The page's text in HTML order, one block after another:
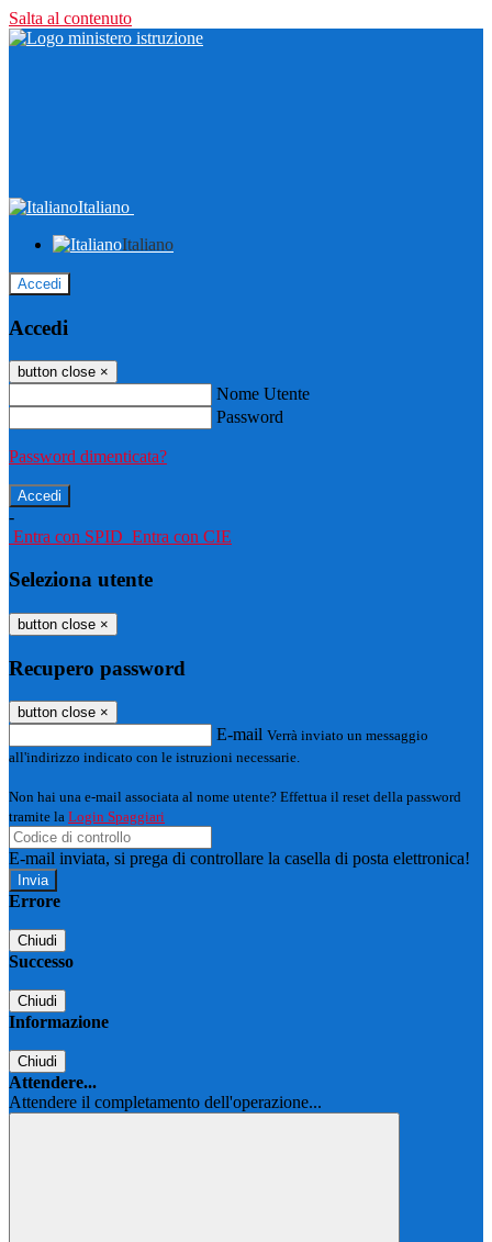
Salta al contenuto
Italiano
Italiano
Accedi
Accedi
button close ×
Nome Utente
Password
Password dimenticata?
-
Entra con SPID Entra con CIE
Seleziona utente
button close ×
Recupero password
button close ×
E-mail Verrà inviato un messaggio
all'indirizzo indicato con le istruzioni necessarie.
Non hai una e-mail associata al nome utente? Effettua il reset della password
tramite la Login Spaggiari
E-mail inviata, si prega di controllare la casella di posta elettronica!
Errore
Chiudi
Successo
Chiudi
Informazione
Chiudi
Attendere...
Attendere il completamento dell'operazione...